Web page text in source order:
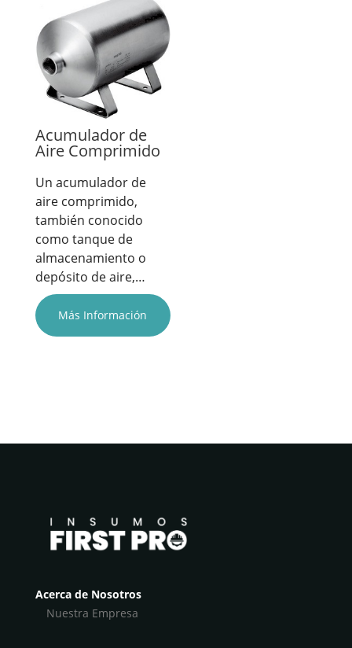
Acumulador de
Aire Comprimido
Un acumulador de
aire comprimido,
también conocido
como tanque de
almacenamiento o
depósito de aire,…
Más Información
Acerca de Nosotros
Nuestra Empresa